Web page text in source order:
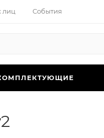
лиц События